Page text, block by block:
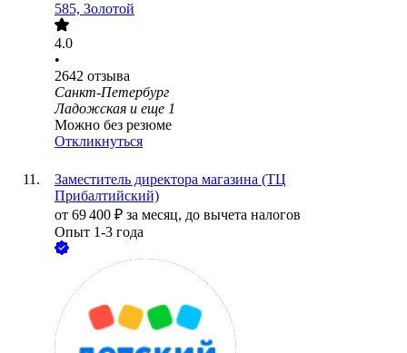
585, Золотой
4.0
•
2642 отзыва
Санкт-Петербург
Ладожская и еще 1
Можно без резюме
Откликнуться
Заместитель директора магазина (ТЦ
Прибалтийский)
от 69 400 ₽ за месяц, до вычета налогов
Опыт 1-3 года